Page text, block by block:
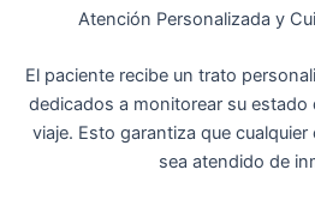
Atención Personalizada y
El paciente recibe un trato
dedicados a monitorear su estado
viaje. Esto garantiza que
sea atendido de